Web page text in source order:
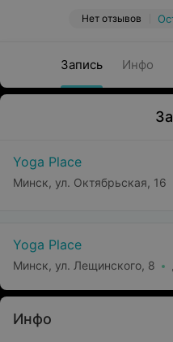
Нет отзывов
Запись Инфо
Yoga Place
Минск, ул. Октябрьская, 16
Yoga Place
Минск, ул. Лещинского, 8
Инфо